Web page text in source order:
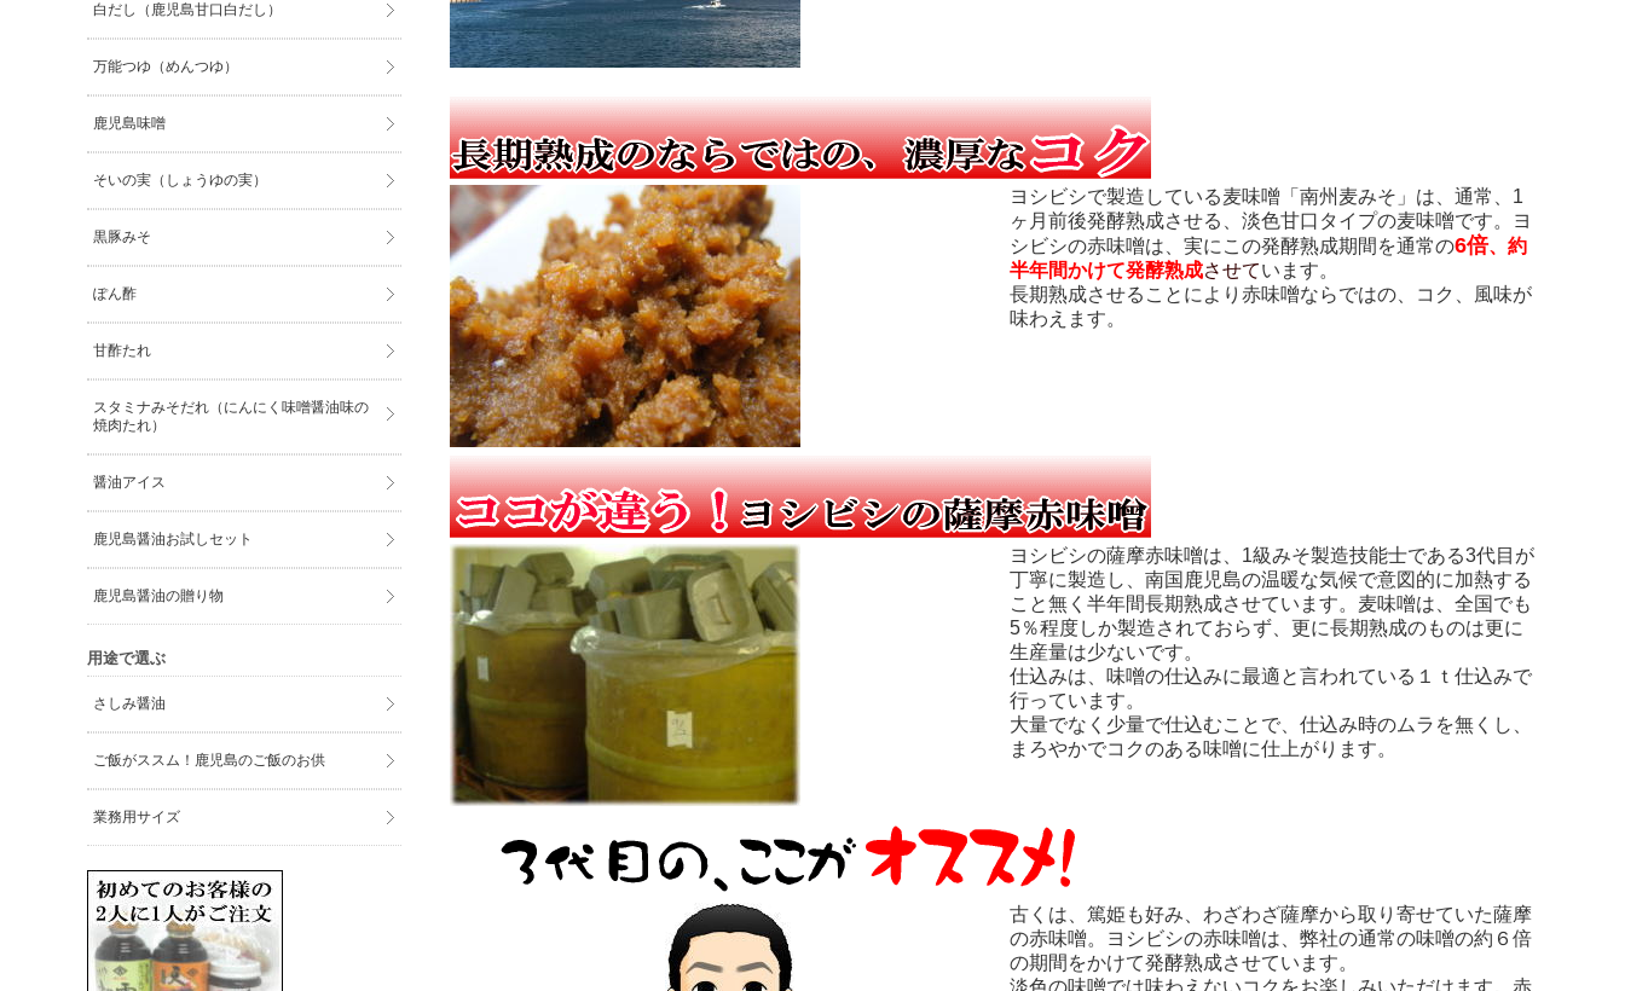
ヨシビシで製造している麦味噌「南州麦みそ」は、通常、1
ヶ月前後発酵熟成させる、淡色甘口タイプの麦味噌です。ヨ
シビシの赤味噌は、実にこの発酵熟成期間を通常の6倍、約
半年間かけて発酵熟成させています。
長期熟成させることにより赤味噌ならではの、コク、風味が
味わえます。
ヨシビシの薩摩赤味噌は、1級みそ製造技能士である3代目が
丁寧に製造し、南国鹿児島の温暖な気候で意図的に加熱する
こと無く半年間長期熟成させています。麦味噌は、全国でも
5％程度しか製造されておらず、更に長期熟成のものは更に
生産量は少ないです。
仕込みは、味噌の仕込みに最適と言われている１ｔ仕込みで
行っています。
大量でなく少量で仕込むことで、仕込み時のムラを無くし、
まろやかでコクのある味噌に仕上がります。
古くは、篤姫も好み、わざわざ薩摩から取り寄せていた薩摩
の赤味噌。ヨシビシの赤味噌は、弊社の通常の味噌の約６倍
の期間をかけて発酵熟成させています。
淡色の味噌では味わえないコクをお楽しみいただけます。赤
白だし（鹿児島甘口白だし）
万能つゆ（めんつゆ）
鹿児島味噌
そいの実（しょうゆの実）
黒豚みそ
ぽん酢
甘酢たれ
スタミナみそだれ（にんにく味噌醤油味の
焼肉たれ）
醤油アイス
鹿児島醤油お試しセット
鹿児島醤油の贈り物
用途で選ぶ
さしみ醤油
ご飯がススム！鹿児島のご飯のお供
業務用サイズ